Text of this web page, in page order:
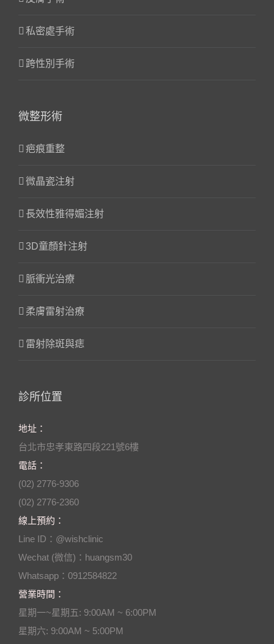
私密處手術
跨性別手術
微整形術
疤痕重整
微晶瓷注射
長效性雅得媚注射
3D童顏針注射
脈衝光治療
柔膚雷射治療
雷射除斑與痣
診所位置
地址：
台北市忠孝東路四段221號6樓
電話：
(02) 2776-9306
(02) 2776-2360
線上預約：
Line ID：@wishclinic
Wechat (微信)：huangsm30
Whatsapp：0912584822
營業時間：
星期一~星期五: 9:00AM ~ 6:00PM
星期六: 9:00AM ~ 5:00PM